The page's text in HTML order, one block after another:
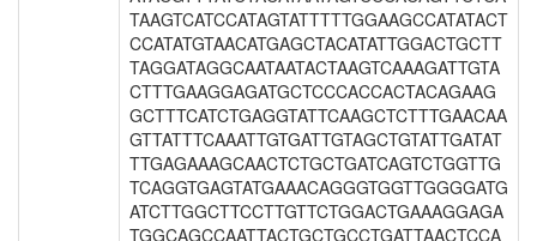
TAAGTCATCCATAGTATTTTTGGAAGCCATATACT
CCATATGTAACATGAGCTACATATTGGACTGCTT
TAGGATAGGCAATAATACTAAGTCAAAGATTGTA
CTTTGAAGGAGATGCTCCCACCACTACAGAAG
GCTTTCATCTGAGGTATTCAAGCTCTTTGAACAA
GTTATTTCAAATTGTGATTGTAGCTGTATTGATAT
TTGAGAAAGCAACTCTGCTGATCAGTCTGGTTG
TCAGGTGAGTATGAAACAGGGTGGTTGGGGATG
ATCTTGGCTTCCTTGTTCTGGACTGAAAGGAGA
TGGCAGCCAATTACTGCTGCCTGATTAACTCCA